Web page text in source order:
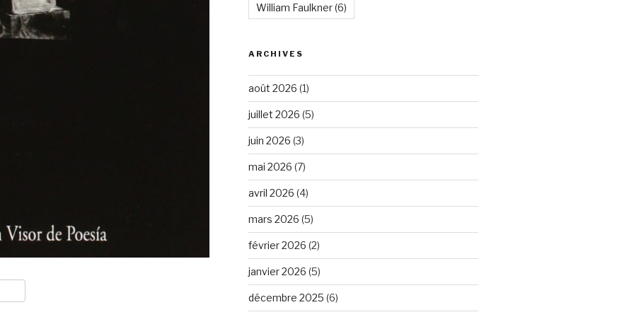
William Faulkner(6)
ARCHIVES
août 2026 (1)
juillet 2026 (5)
juin 2026 (3)
mai 2026 (7)
avril 2026 (4)
mars 2026 (5)
février 2026 (2)
janvier 2026 (5)
décembre 2025 (6)